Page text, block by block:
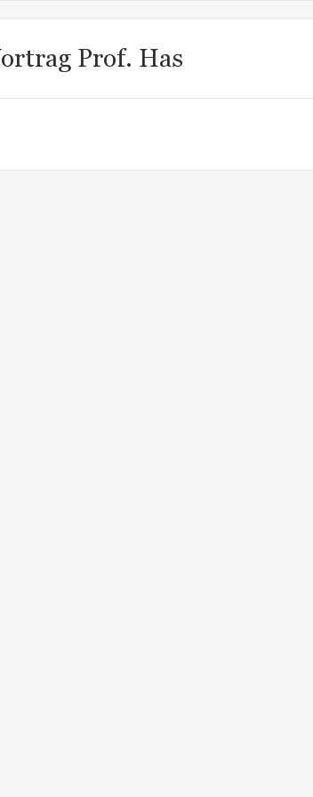
Prof. Has